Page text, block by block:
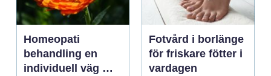
Homeopati
behandling en
individuell väg mot
Fotvård i borlänge
för friskare fötter i
vardagen